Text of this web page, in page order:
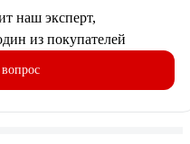
наш эксперт,
из покупателей
вопрос